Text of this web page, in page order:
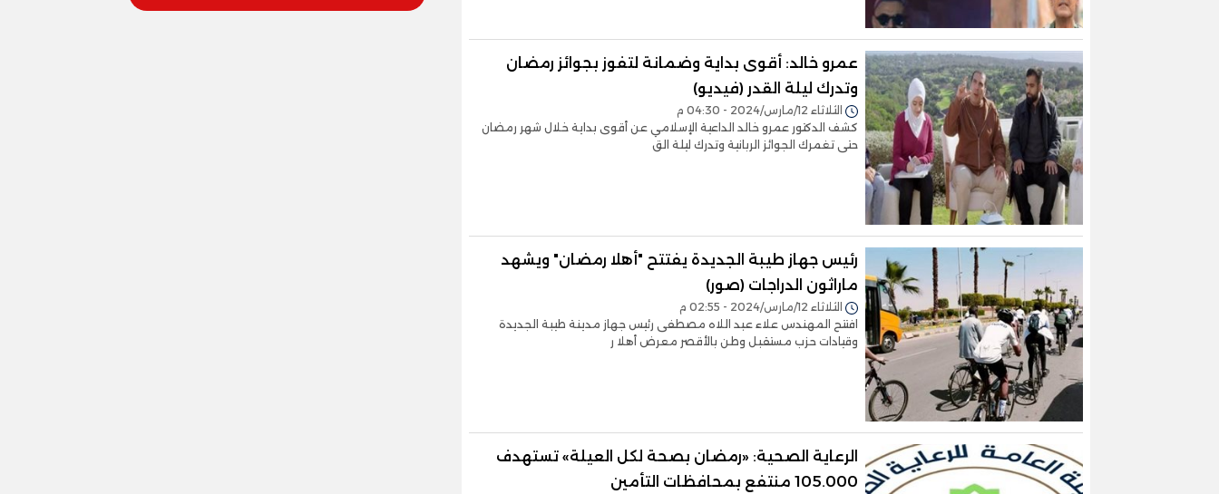
عمرو خالد: أقوى بداية وضمانة لتفوز بجوائز رمضان
وتدرك ليلة القدر (فيديو)
الثلاثاء 12/مارس/2024 - 04:30 م
كشف الدكتور عمرو خالد الداعية الإسلامي عن أقوى بداية خلال شهر رمضان
حتى تغمرك الجوائز الربانية وتدرك ليلة الق
رئيس جهاز طيبة الجديدة يفتتح "أهلا رمضان" ويشهد
ماراثون الدراجات (صور)
الثلاثاء 12/مارس/2024 - 02:55 م
افتتح المهندس علاء عبد اللاه مصطفى رئيس جهاز مدينة طيبة الجديدة
وقيادات حزب مستقبل وطن بالأقصر معرض أهلا ر
الرعاية الصحية: «رمضان بصحة لكل العيلة» تستهدف
105.000 منتفع بمحافظات التأمين